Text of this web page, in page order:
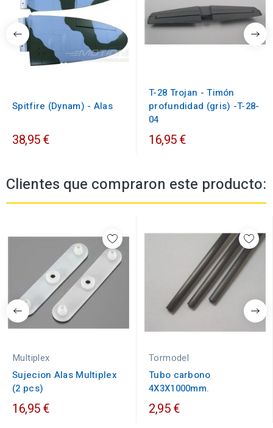
Spitfire (Dynam) - Alas
38,95 €
T-28 Trojan - Timón
profundidad (gris) -T-28-
04
16,95 €
Clientes que compraron este producto:
Multiplex
Sujecion Alas Multiplex
(2 pcs)
16,95 €
Tormodel
Tubo carbono
4X3X1000mm.
2,95 €